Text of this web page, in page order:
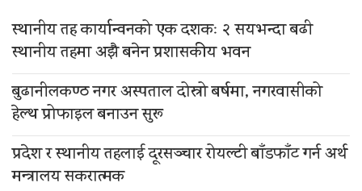
स्थानीय तह कार्यान्वनको एक दशकः २ सयभन्दा बढी
स्थानीय तहमा अझै बनेन प्रशासकीय भवन
बुढानीलकण्ठ नगर अस्पताल दोस्रो बर्षमा, नगरवासीको
हेल्थ प्रोफाइल बनाउन सुरू
प्रदेश र स्थानीय तहलाई दूरसञ्चार रोयल्टी बाँडफाँट गर्न अर्थ
मन्त्रालय सकरात्मक